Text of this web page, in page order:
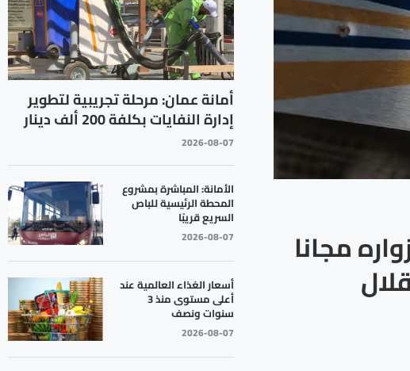
مجانا
أمانة عمان: مرحلة تجريبية لتطوير
إدارة النفايات بكلفة 200 ألف دينار
2026-08-07
الأمانة: المباشرة بمشروع
المحطة الرئيسية للباص
السريع قريبًا
2026-08-07
أسعار الغذاء العالمية عند
أعلى مستوى منذ 3
سنوات ونصف
2026-08-07